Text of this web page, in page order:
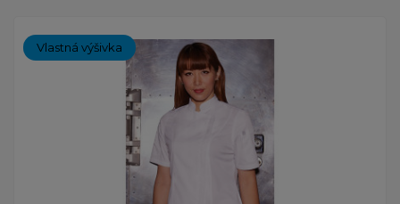
Vlastná výšivka